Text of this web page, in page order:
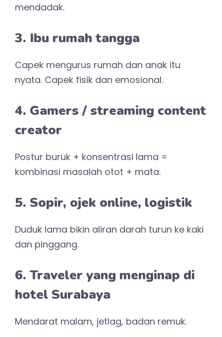
mendadak.
3. Ibu rumah tangga
Capek mengurus rumah dan anak itu
nyata. Capek fisik dan emosional.
4. Gamers / streaming content
creator
Postur buruk + konsentrasi lama =
kombinasi masalah otot + mata.
5. Sopir, ojek online, logistik
Duduk lama bikin aliran darah turun ke kaki
dan pinggang.
6. Traveler yang menginap di
hotel Surabaya
Mendarat malam, jetlag, badan remuk.